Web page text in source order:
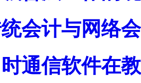
会计与网络
通信软件在